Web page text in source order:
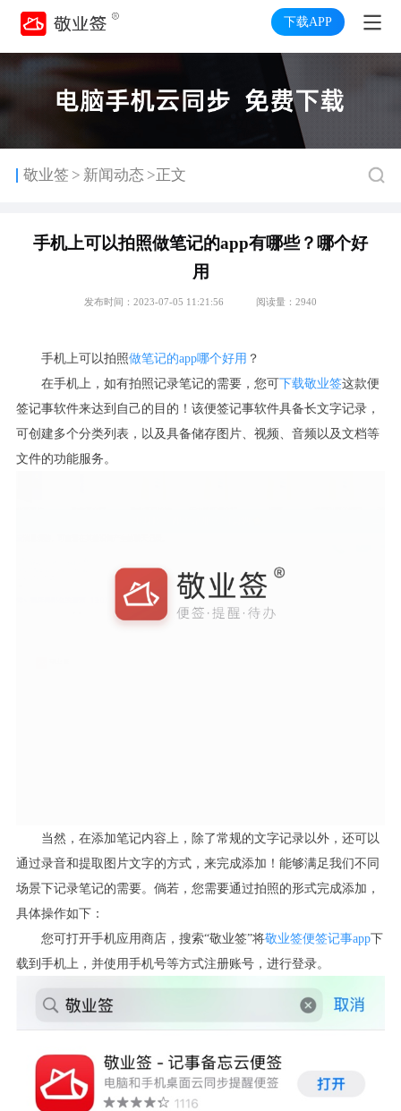
下载APP
敬业签 > 新闻动态 >正文
手机上可以拍照做笔记的app有哪些？哪个好
用
发布时间：2023-07-05 11:21:56 阅读量：2940
手机上可以拍照做笔记的app哪个好用 ？
在手机上，如有拍照记录笔记的需要，您可下载敬业签这款便
签记事软件来达到自己的目的！该便签记事软件具备长文字记录，
可创建多个分类列表，以及具备储存图片、视频、音频以及文档等
文件的功能服务。
当然，在添加笔记内容上，除了常规的文字记录以外，还可以
通过录音和提取图片文字的方式，来完成添加！能够满足我们不同
场景下记录笔记的需要。倘若，您需要通过拍照的形式完成添加，
具体操作如下：
您可打开手机应用商店，搜索“敬业签”将敬业签便签记事app下
载到手机上，并使用手机号等方式注册账号，进行登录。